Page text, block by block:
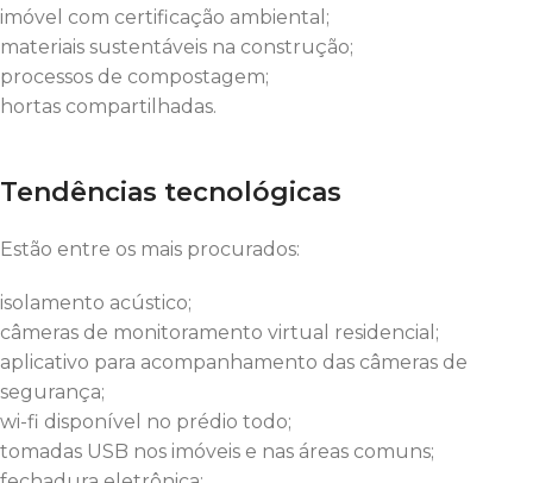
imóvel com certificação ambiental;
materiais sustentáveis na construção;
processos de compostagem;
hortas compartilhadas.
Tendências tecnológicas
Estão entre os mais procurados:
isolamento acústico;
câmeras de monitoramento virtual residencial;
aplicativo para acompanhamento das câmeras de
segurança;
wi-fi disponível no prédio todo;
tomadas USB nos imóveis e nas áreas comuns;